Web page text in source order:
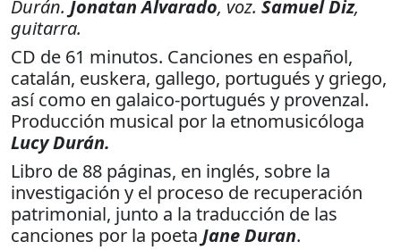
Durán. Jonatan Alvarado, voz. Samuel Diz,
guitarra.
CD de 61 minutos. Canciones en español,
catalán, euskera, gallego, portugués y griego,
así como en galaico-portugués y provenzal.
Producción musical por la etnomusicóloga
Lucy Durán.
Libro de 88 páginas, en inglés, sobre la
investigación y el proceso de recuperación
patrimonial, junto a la traducción de las
canciones por la poeta Jane Duran.